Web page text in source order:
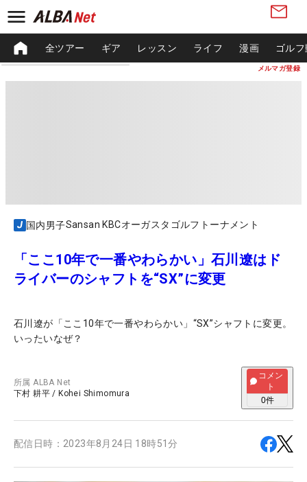
メルマガ登録
全ツアー ギア レッスン ライフ 漫画 ゴル
国内男子Sansan KBCオーガスタゴルフトーナメント
「ここ10年で一番やわらかい」石川遼はド
ライバーのシャフトを“SX”に変更
石川遼が「ここ10年で一番やわらかい」“SX”シャフトに変更。
いったいなぜ？
所属ALBA Net
下村 耕平 / Kohei Shimomura
コメン
ト
0件
配信日時： 2023年8月24日 18時51分